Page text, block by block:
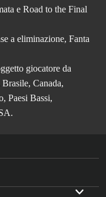
e Road to the Final
a eliminazione, Fanta
giocatore da
Canada,
Paesi Bassi,